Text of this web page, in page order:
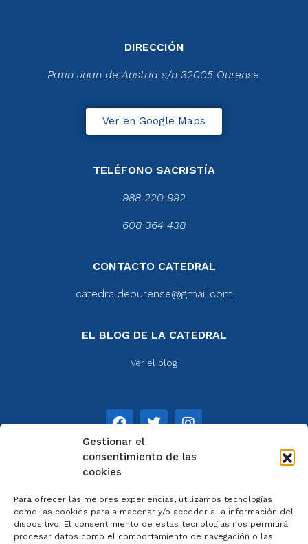
Gestionar el
consentimiento de las
cookies
Para ofrecer las mejores experiencias, utilizamos tecnologías
como las cookies para almacenar y/o acceder a la información del
dispositivo. El consentimiento de estas tecnologías nos permitirá
procesar datos como el comportamiento de navegación o las
DIRECCIÓN
Patín Juan de Austria s/n 32005 Ourense.
Ver en Google Maps
TELÉFONO SACRISTÍA
988 220 992
608 364 438
CONTACTO CATEDRAL
catedraldeourense@gmail.com
EL BLOG DE LA CATEDRAL
Ver el blog
Aviso legal
Política de privacidad